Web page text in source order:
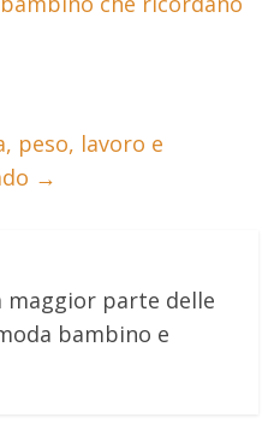
peso, lavoro e
→
maggior parte delle
bambino e